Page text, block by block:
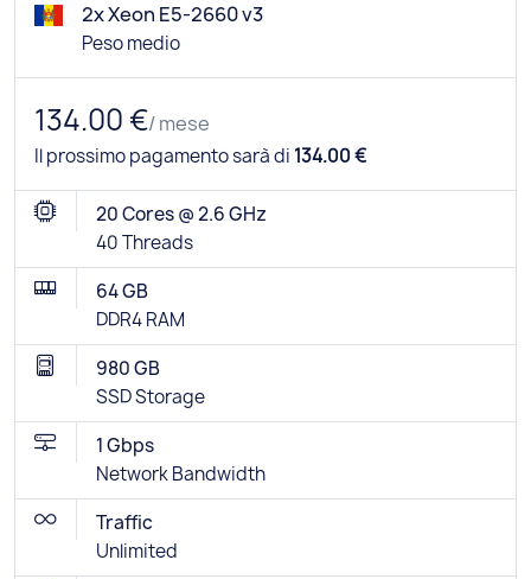
2x Xeon E5-2660 v3
Peso medio
134.00 €/ mese
Il prossimo pagamento sarà di 134.00 €
20 Cores @ 2.6 GHz
40 Threads
64 GB
DDR4 RAM
980 GB
SSD Storage
1 Gbps
Network Bandwidth
Traffic
Unlimited